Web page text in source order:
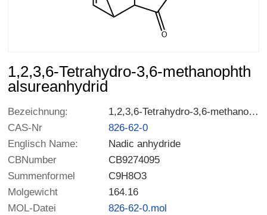
1,2,3,6-Tetrahydro-3,6-methanophth
alsureanhydrid
Bezeichnung:
1,2,3,6-Tetrahydro-3,6-methanophthalsureanhydrid
CAS-Nr
826-62-0
Englisch Name:
Nadic anhydride
CBNumber
CB9274095
Summenformel
C9H8O3
Molgewicht
164.16
MOL-Datei
826-62-0.mol